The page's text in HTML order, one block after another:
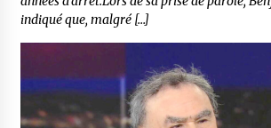
indiqué que, malgré […]